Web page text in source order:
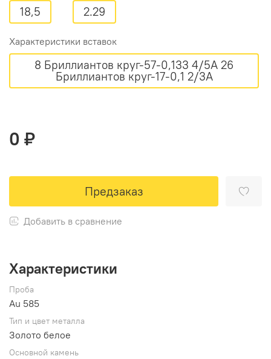
18,5 2.29
Характеристики вставок
8 Бриллиантов круг-57-0,133 4/5А 26
Бриллиантов круг-17-0,1 2/3А
0 ₽
Предзаказ
Добавить в сравнение
Характеристики
Проба
Au 585
Тип и цвет металла
Золото белое
Основной камень